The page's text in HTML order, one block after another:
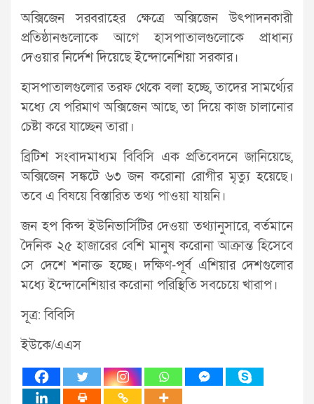
অক্সিজেন সরবরাহের ক্ষেত্রে অক্সিজেন উৎপাদনকারী
প্রতিষ্ঠানগুলোকে আগে হাসপাতালগুলোকে প্রাধান্য
দেওয়ার নির্দেশ দিয়েছে ইন্দোনেশিয়া সরকার।
হাসপাতালগুলোর তরফ থেকে বলা হচ্ছে, তাদের সামর্থ্যের
মধ্যে যে পরিমাণ অক্সিজেন আছে, তা দিয়ে কাজ চালানোর
চেষ্টা করে যাচ্ছেন তারা।
ব্রিটিশ সংবাদমাধ্যম বিবিসি এক প্রতিবেদনে জানিয়েছে,
অক্সিজেন সঙ্কটে ৬৩ জন করোনা রোগীর মৃত্যু হয়েছে।
তবে এ বিষয়ে বিস্তারিত তথ্য পাওয়া যায়নি।
জন হপ কিন্স ইউনিভার্সিটির দেওয়া তথ্যানুসারে, বর্তমানে
দৈনিক ২৫ হাজারের বেশি মানুষ করোনা আক্রান্ত হিসেবে
সে দেশে শনাক্ত হচ্ছে। দক্ষিণ-পূর্ব এশিয়ার দেশগুলোর
মধ্যে ইন্দোনেশিয়ার করোনা পরিস্থিতি সবচেয়ে খারাপ।
সূত্র: বিবিসি
ইউকে/এএস